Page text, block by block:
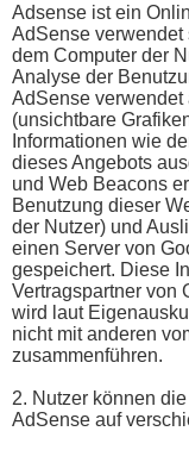
Adsense ist ein
AdSense verwendet
dem Computer der
Analyse der
AdSense
(unsichtbare
Informationen wie
dieses Angebots
und Web Beacons
Benutzung dieser
der Nutzer) und
einen Server von
gespeichert. Diese
Vertragspartner von
wird laut
nicht mit anderen
zusammenführen.
2. Nutzer können
AdSense auf